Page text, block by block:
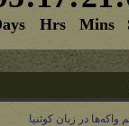
در زبان کوئنیا